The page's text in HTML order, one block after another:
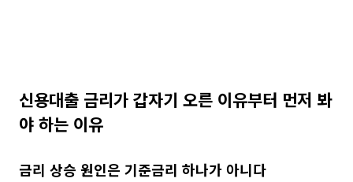
신용대출 금리가 갑자기 오른 이유부터 먼저 봐
야 하는 이유
금리 상승 원인은 기준금리 하나가 아니다